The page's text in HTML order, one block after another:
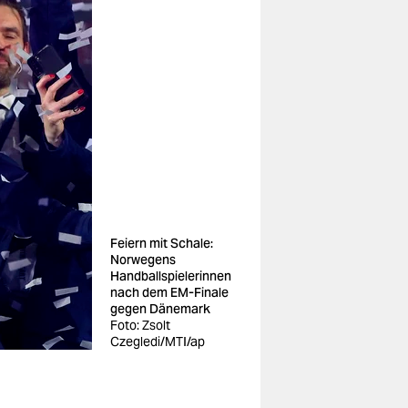
Feiern mit Schale:
Norwegens
Handballspielerinnen
nach dem EM-Finale
gegen Dänemark
Foto: Zsolt
Czegledi/MTI/ap